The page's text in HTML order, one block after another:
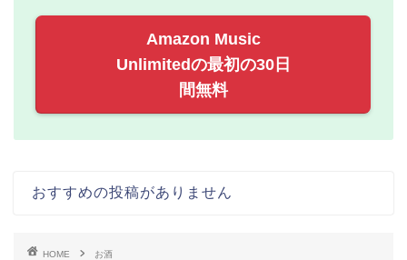
Amazon Music
Unlimitedの最初の30日
間無料
おすすめの投稿がありません
HOME
お酒